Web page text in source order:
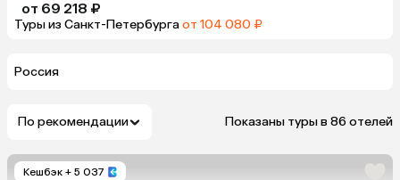
от 69 218 ₽
Туры из Санкт-Петербургаот 104 080 ₽
Россия
По рекомендации Показаны туры в 86 отелей
Кешбэк + 5 037